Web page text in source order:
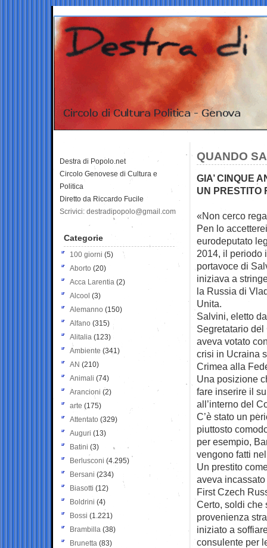
QUANDO
GIA’ CINQUE
UN PRESTITO
«Non cerco
Pen lo
eurodeputato
2014, il periodo
portavoce di
iniziava a
la Russia di
Unita.
Salvini, eletto
Segretatario
aveva votato
crisi in Ucraina
Crimea alla
Una posizione
fare inserire il
all’interno del
C’è stato un
piuttosto
per esempio,
vengono fatti
Un prestito
aveva
First Czech
Certo, soldi che
provenienza
iniziato a
consulente per
Destra di Popolo.net
Circolo Genovese di Cultura e
Politica
Diretto da Riccardo Fucile
Scrivici: destradipopolo@gmail.com
Categorie
100 giorni (5)
Aborto (20)
Acca Larentia (2)
Alcool (3)
Alemanno (150)
Alfano (315)
Alitalia (123)
Ambiente (341)
AN (210)
Animali (74)
Arancioni (2)
arte (175)
Attentato (329)
Auguri (13)
Batini (3)
Berlusconi (4.295)
Bersani (234)
Biasotti (12)
Boldrini (4)
Bossi (1.221)
Brambilla (38)
Brunetta (83)